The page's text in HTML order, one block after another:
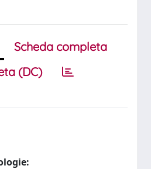
Scheda completa
(DC)